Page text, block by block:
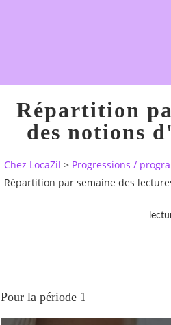
Répartition
des notions
Chez LocaZil > Progressions /
Répartition par semaine des
Pour la période 1